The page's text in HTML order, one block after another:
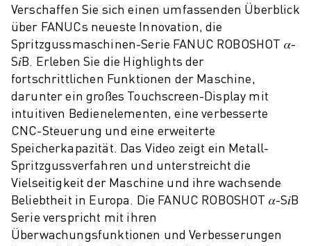
KUNSTSTOFFE
LAGERHALTUNG, LOGISTIK, POST & PAKET
APPLIKATIONEN
ALLE APPLIKATIONEN
5-ACHS-BEARBEITUNG
LICHTBOGENSCHWEISSEN
MONTAGE
CNC-FRÄSEN
CNC-DREHEN
HOCHGESCHWINDIGKEITSBOHREN UND -GEWINDESCHNEIDEN
SPRITZGUSS
MASCHINENBEDIENUNG
Verschaffen Sie sich einen umfassenden Überblick
über FANUCs neueste Innovation, die
Spritzgussmaschinen-Serie FANUC ROBOSHOT 𝛼-
S𝑖B. Erleben Sie die Highlights der
fortschrittlichen Funktionen der Maschine,
darunter ein großes Touchscreen-Display mit
intuitiven Bedienelementen, eine verbesserte
CNC-Steuerung und eine erweiterte
Speicherkapazität. Das Video zeigt ein Metall-
Spritzgussverfahren und unterstreicht die
Vielseitigkeit der Maschine und ihre wachsende
Beliebtheit in Europa. Die FANUC ROBOSHOT 𝛼-S𝑖B
Serie verspricht mit ihren
Überwachungsfunktionen und Verbesserungen